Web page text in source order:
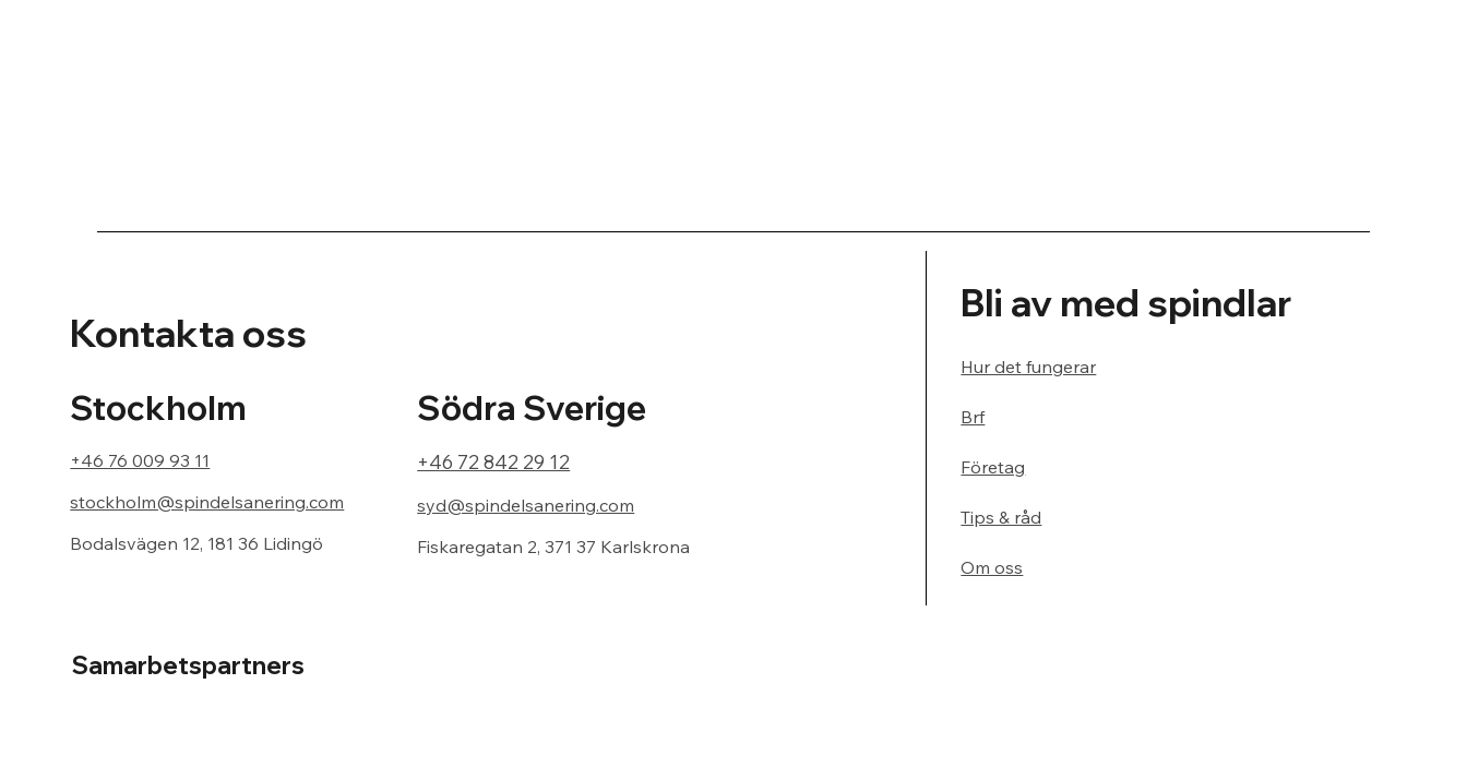
Kontakta oss
Bli av med spindlar
Hur det fungerar
Brf
Företag
Tips & råd
Om oss
syd@spindelsanering.com
Södra Sverige
+46 72 842 29 12
Fiskaregatan 2, 371 37 Karlskrona
stockholm@spindelsanering.com
Stockholm
+46 76 009 93 11
Bodalsvägen 12, 181 36 Lidingö
Samarbetspartners